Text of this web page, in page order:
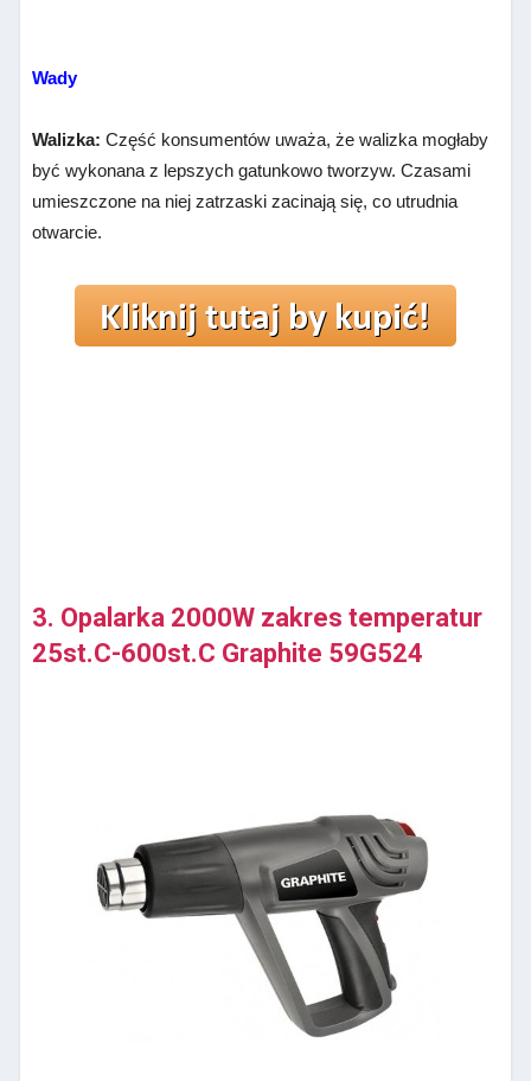
Wady
Walizka: Część konsumentów uważa, że walizka mogłaby
być wykonana z lepszych gatunkowo tworzyw. Czasami
umieszczone na niej zatrzaski zacinają się, co utrudnia
otwarcie.
3. Opalarka 2000W zakres temperatur
25st.C-600st.C Graphite 59G524